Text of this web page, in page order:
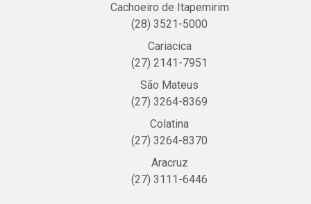
Cachoeiro de Itapemirim
(28) 3521-5000
Cariacica
(27) 2141-7951
São Mateus
(27) 3264-8369
Colatina
(27) 3264-8370
Aracruz
(27) 3111-6446